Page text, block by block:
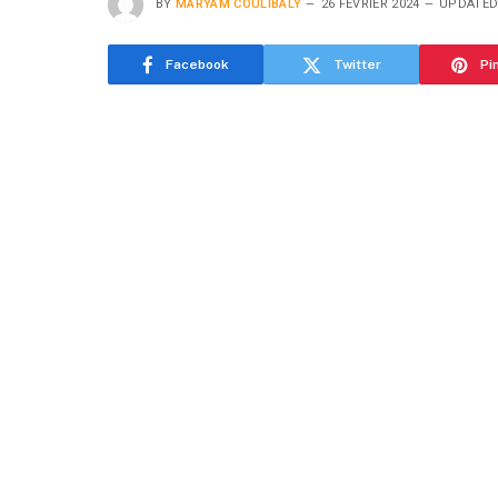
BY MARYAM COULIBALY 26 FÉVRIER 2024
Facebook Twitter